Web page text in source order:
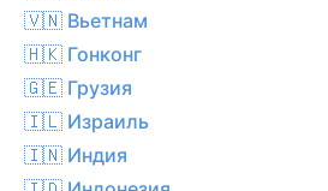
🇻🇳 Вьетнам
🇭🇰 Гонконг
🇬🇪 Грузия
🇮🇱 Израиль
🇮🇳 Индия